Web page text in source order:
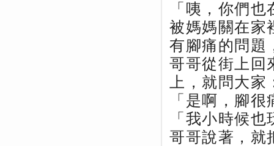
「咦，你們
被媽媽關在家
有腳痛的問題
哥哥從街上回
上，就問大
「是啊，腳
「我小時候
哥哥說著，就